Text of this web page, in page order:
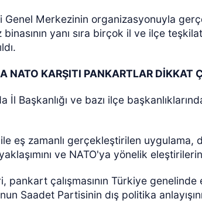
Genel Merkezinin organizasyonuyla
yanı sıra birçok il ve ilçe
NATO KARŞITI PANKARTLAR DİKKAT
İl Başkanlığı ve bazı ilçe
eş zamanlı gerçekleştirilen
ve NATO'ya yönelik
pankart çalışmasının Türkiye
Saadet Partisinin dış politika